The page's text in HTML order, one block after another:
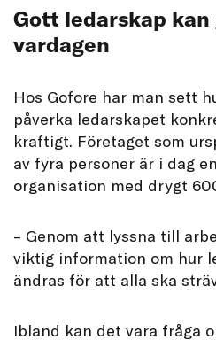
Gott ledarskap kan
vardagen
Hos Gofore har man sett
påverka ledarskapet
kraftigt. Företaget som
av fyra personer är i dag
organisation med drygt
– Genom att lyssna till
viktig information om hur
ändras för att alla ska
Ibland kan det vara fråga